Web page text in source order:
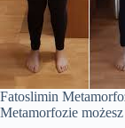
Fatoslimin
Metamorfozie